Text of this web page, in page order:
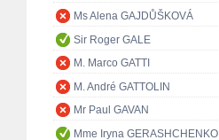
Ms Alena GAJDŮŠKOVÁ
Sir Roger GALE
M. Marco GATTI
M. André GATTOLIN
Mr Paul GAVAN
Mme Iryna GERASHCHENKO